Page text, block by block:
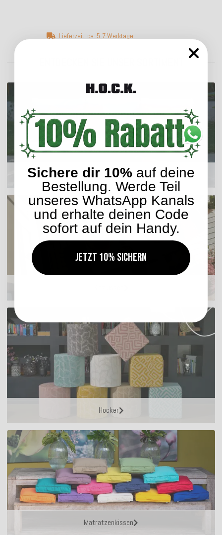
Lieferzeit: ca. 5-7 Werktage
Outdoor Kissen
Hocker
Matratzenkissen
Sichere dir 10% auf deine
Bestellung. Werde Teil
unseres WhatsApp Kanals
und erhalte deinen Code
sofort auf dein Handy.
Jetzt 10% sichern